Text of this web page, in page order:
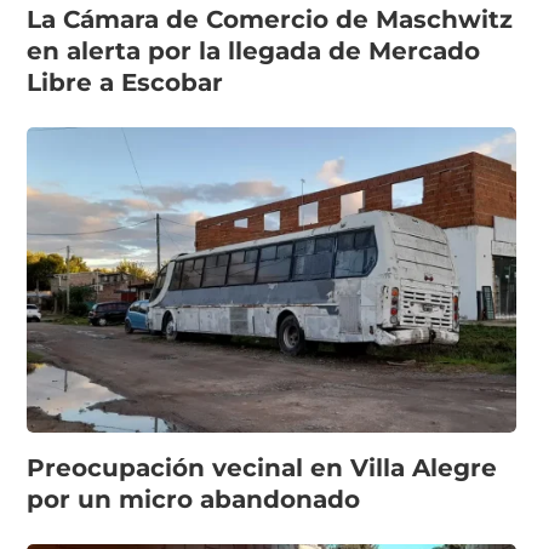
La Cámara de Comercio de Maschwitz
en alerta por la llegada de Mercado
Libre a Escobar
Preocupación vecinal en Villa Alegre
por un micro abandonado